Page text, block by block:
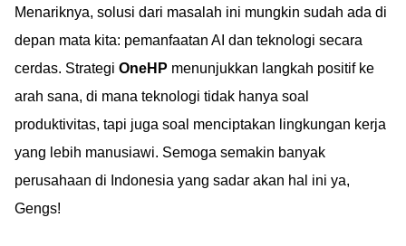
Menariknya, solusi dari masalah ini mungkin sudah ada di
depan mata kita: pemanfaatan AI dan teknologi secara
cerdas. Strategi OneHP menunjukkan langkah positif ke
arah sana, di mana teknologi tidak hanya soal
produktivitas, tapi juga soal menciptakan lingkungan kerja
yang lebih manusiawi. Semoga semakin banyak
perusahaan di Indonesia yang sadar akan hal ini ya,
Gengs!